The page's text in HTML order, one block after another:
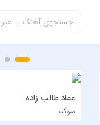
عماد طالب زاده
سوگند